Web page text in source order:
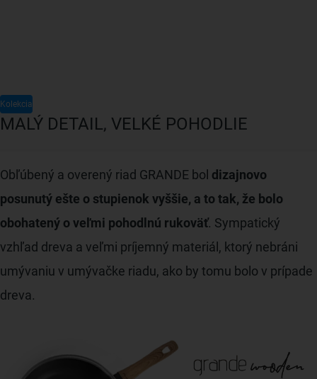
Kolekcia
MALÝ DETAIL, VELKÉ POHODLIE
Obľúbený a overený riad GRANDE bol dizajnovo
posunutý ešte o stupienok vyššie, a to tak, že bolo
obohatený o veľmi pohodlnú rukoväť. Sympatický
vzhľad dreva a veľmi príjemný materiál, ktorý nebráni
umývaniu v umývačke riadu, ako by tomu bolo v prípade
dreva.